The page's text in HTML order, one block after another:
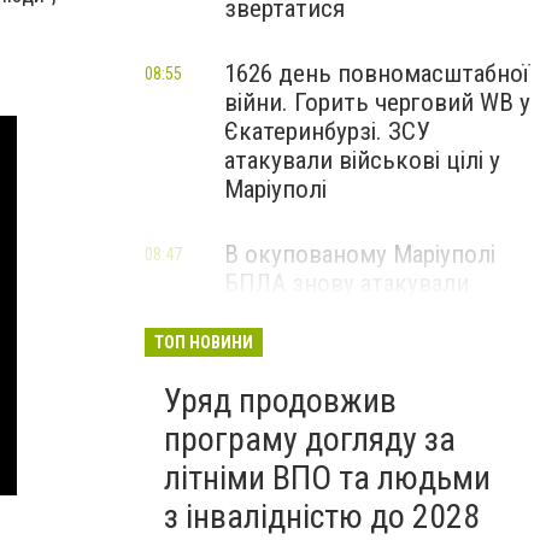
звертатися
1626 день повномасштабної
війни. Горить черговий WB у
Єкатеринбурзі. ЗСУ
атакували військові цілі у
Маріуполі
08:55
В окупованому Маріуполі
БПЛА знову атакували
— ВІДЕО
08:47
ТОП НОВИНИ
Уряд продовжив
програму догляду за
літніми ВПО та людьми
з інвалідністю до 2028